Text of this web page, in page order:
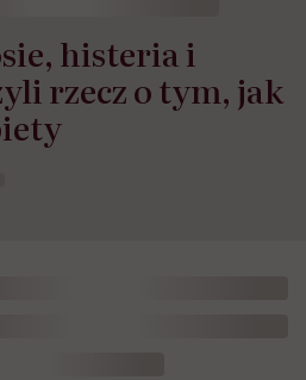
histeria i
rzecz o tym, jak